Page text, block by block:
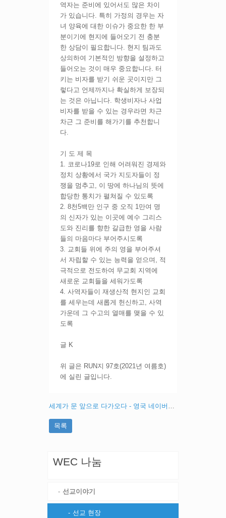
역자는 준비에 있어서도 많은 차이
가 있습니다. 특히 가정의 경우는 자
녀 양육에 대한 이슈가 중요한 한 부
분이기에 현지에 들어오기 전 충분
한 상담이 필요합니다. 현지 팀과도
상의하여 기본적인 방향을 설정하고
들어오는 것이 매우 중요합니다. 터
키는 비자를 받기 쉬운 곳이지만 그
렇다고 언제까지나 확실하게 보장되
는 것은 아닙니다. 학생비자나 사업
비자를 받을 수 있는 경우라면 차근
차근 그 준비를 해가기를 추천합니
다.
기 도 제 목
1. 코로나19로 인해 어려워진 경제와
정치 상황에서 국가 지도자들이 정
쟁을 멈추고, 이 땅에 하나님의 뜻에
합당한 통치가 펼쳐질 수 있도록
2. 8천5백만 인구 중 오직 1만여 명
의 신자가 있는 이곳에 예수 그리스
도와 진리를 향한 갈급한 영을 사람
들의 마음마다 부어주시도록
3. 교회들 위에 주의 영을 부어주셔
서 자립할 수 있는 능력을 얻으며, 적
극적으로 전도하여 무교회 지역에
새로운 교회들을 세워가도록
4. 사역자들이 재생산적 현지인 교회
를 세우는데 새롭게 헌신하고, 사역
가운데 그 수고의 열매를 맺을 수 있
도록
글 K
위 글은 RUN지 97호(2021년 여름호)
에 실린 글입니다.
목록
WEC 나눔
선교이야기
선교 현장